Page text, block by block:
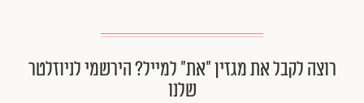
רוצה לקבל את מגזין ״את״ למייל? הירשמי לניוזלטר
שלנו